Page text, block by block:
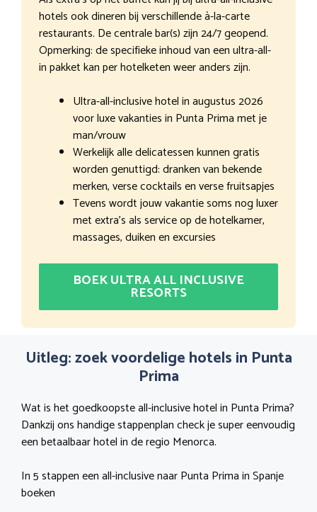
hotels ook dineren bij verschillende à-la-carte
restaurants. De centrale bar(s) zijn 24/7 geopend.
Opmerking: de specifieke inhoud van een ultra-all-
in pakket kan per hotelketen weer anders zijn.
Ultra-all-inclusive hotel in augustus 2026
voor luxe vakanties in Punta Prima met je
man/vrouw
Werkelijk alle delicatessen kunnen gratis
worden genuttigd: dranken van bekende
merken, verse cocktails en verse fruitsapjes
Tevens wordt jouw vakantie soms nog luxer
met extra’s als service op de hotelkamer,
massages, duiken en excursies
BOEK ULTRA ALL INCLUSIVE
RESORTS
Uitleg: zoek voordelige hotels in Punta
Prima
Wat is het goedkoopste all-inclusive hotel in Punta Prima?
Dankzij ons handige stappenplan check je super eenvoudig
een betaalbaar hotel in de regio Menorca.
In 5 stappen een all-inclusive naar Punta Prima in Spanje
boeken